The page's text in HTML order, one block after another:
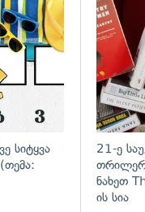
გადახედვა
სიტყვა
21-ე
ნახეთ
ის სია